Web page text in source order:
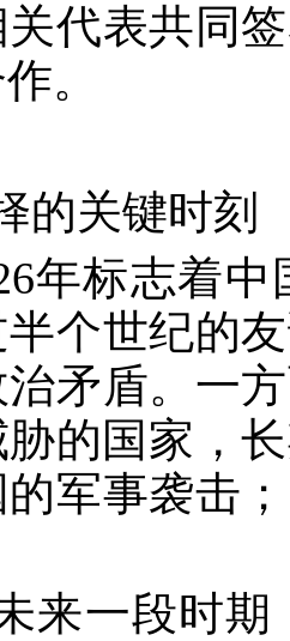
代表共同
。
的关键时刻
标志着中
个世纪的
矛盾。一
的国家，
军事袭击
一段时期